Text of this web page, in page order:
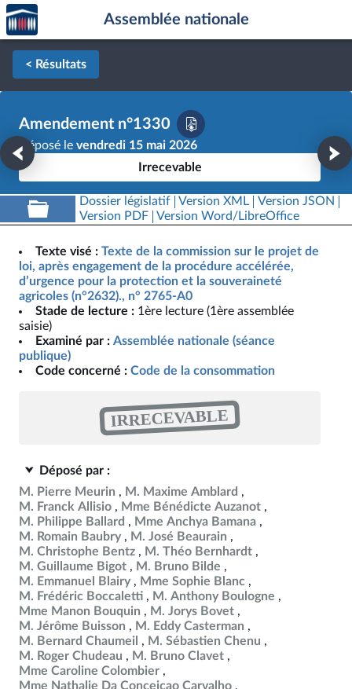
Aller au contenu
Aller en bas de la page
Accèder
à la
page
d'accueil
Assemblée nationale
< Résultats
Amendement n°1330
Déposé le vendredi 15 mai 2026
Irrecevable
Dossier législatif Version XML
Version JSON
Version PDF
Version Word/LibreOffice
Texte visé : Texte de la commission sur le projet de
loi, après engagement de la procédure accélérée,
d’urgence pour la protection et la souveraineté
agricoles (n°2632)., n° 2765-A0
Stade de lecture : 1ère lecture (1ère assemblée
saisie)
Examiné par : Assemblée nationale (séance
publique)
Code concerné : Code de la consommation
IRRECEVABLE
Déposé par :
M. Pierre Meurin
M. Maxime Amblard
M. Franck Allisio
Mme Bénédicte Auzanot
M. Philippe Ballard
Mme Anchya Bamana
M. Romain Baubry
M. José Beaurain
M. Christophe Bentz
M. Théo Bernhardt
M. Guillaume Bigot
M. Bruno Bilde
M. Emmanuel Blairy
Mme Sophie Blanc
M. Frédéric Boccaletti
M. Anthony Boulogne
Mme Manon Bouquin
M. Jorys Bovet
M. Jérôme Buisson
M. Eddy Casterman
M. Bernard Chaumeil
M. Sébastien Chenu
M. Roger Chudeau
M. Bruno Clavet
Mme Caroline Colombier
Mme Nathalie Da Conceicao Carvalho